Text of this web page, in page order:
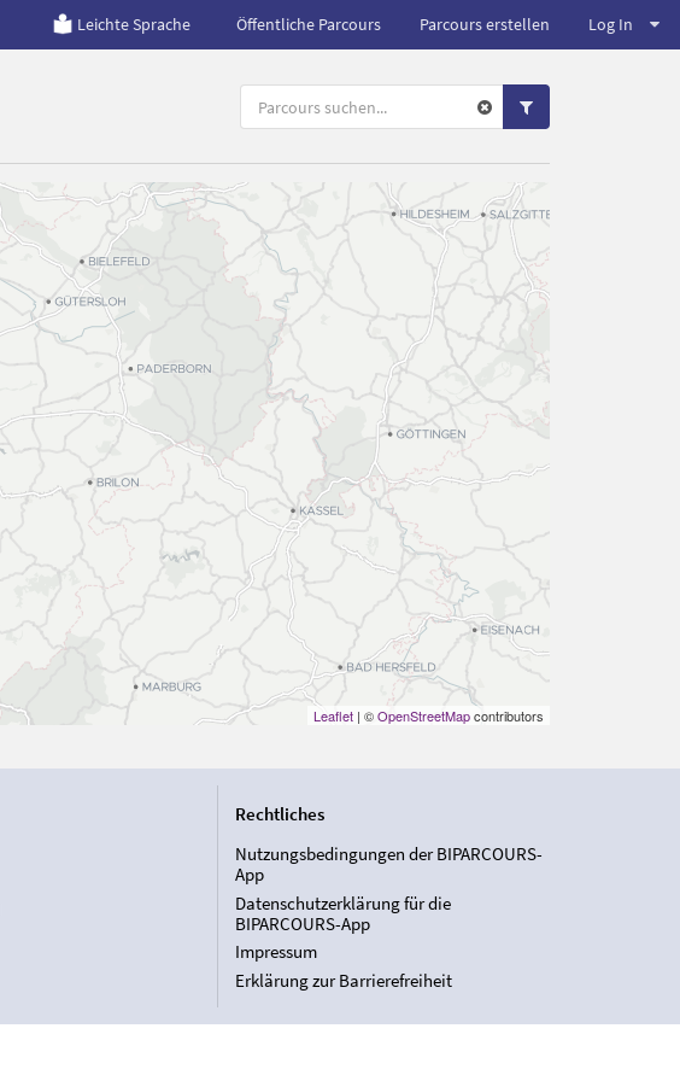
Leichte Sprache Öffentliche Parcours Parcours erstellen Log In
Leaflet| ©OpenStreetMapcontributors
Rechtliches
Nutzungsbedingungen der BIPARCOURS-
App
Datenschutzerklärung für die
BIPARCOURS-App
Impressum
Erklärung zur Barrierefreiheit